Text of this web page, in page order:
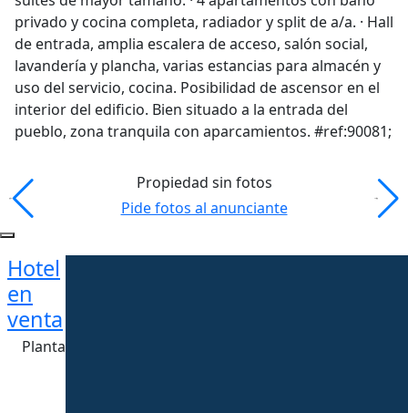
privado y cocina completa, radiador y split de a/a. · Hall
de entrada, amplia escalera de acceso, salón social,
lavandería y plancha, varias estancias para almacén y
uso del servicio, cocina. Posibilidad de ascensor en el
interior del edificio. Bien situado a la entrada del
pueblo, zona tranquila con aparcamientos. #ref:90081;
Propiedad sin fotos
Pide fotos al anunciante
Hotel
en
venta
Planta